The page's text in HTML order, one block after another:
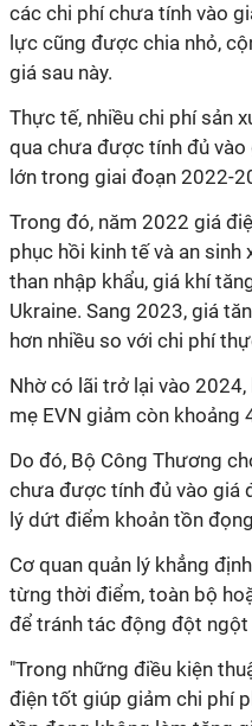
các chi phí chưa tính vào
lực cũng được chia nhỏ,
giá sau này.
Thực tế, nhiều chi phí sản
qua chưa được tính đủ vào
lớn trong giai đoạn 2022-
Trong đó, năm 2022 giá
phục hồi kinh tế và an sinh
than nhập khẩu, giá khí
Ukraine. Sang 2023, giá
hơn nhiều so với chi phí
Nhờ có lãi trở lại vào
mẹ EVN giảm còn khoảng
Do đó, Bộ Công Thương
chưa được tính đủ vào giá
lý dứt điểm khoản tồn
Cơ quan quản lý khẳng
từng thời điểm, toàn bộ
để tránh tác động đột
"Trong những điều kiện
điện tốt giúp giảm chi phí